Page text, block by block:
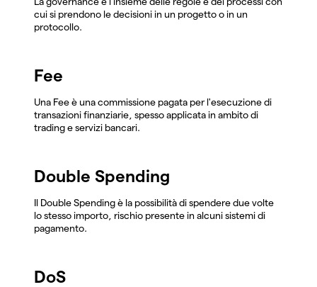
cui si prendono le decisioni in un progetto o in un
protocollo.
Fee
Una Fee è una commissione pagata per l'esecuzione di
transazioni finanziarie, spesso applicata in ambito di
trading e servizi bancari.
Double Spending
Il Double Spending è la possibilità di spendere due volte
lo stesso importo, rischio presente in alcuni sistemi di
pagamento.
DoS